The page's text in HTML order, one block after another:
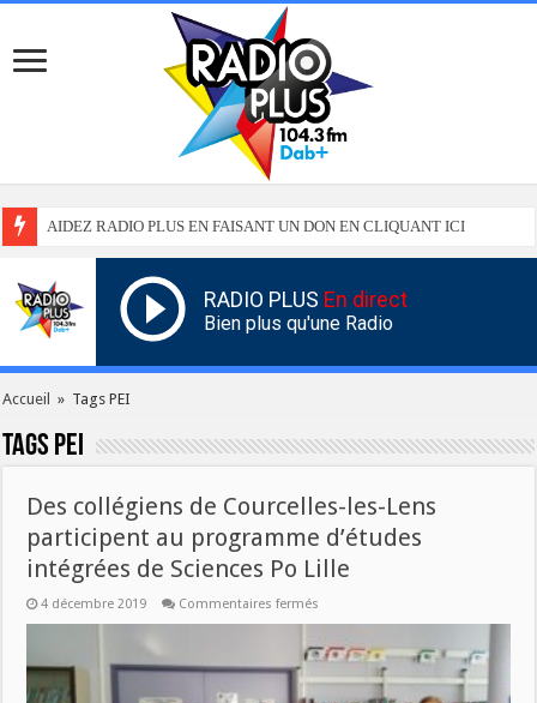
AIDEZ RADIO PLUS EN FAISANT UN DON EN CLIQUANT ICI
RADIO PLUS En direct
Bien plus qu'une Radio
Accueil » Tags PEI
Tags PEI
Des collégiens de Courcelles-les-Lens
participent au programme d’études
intégrées de Sciences Po Lille
4 décembre 2019 Commentaires fermés
de
Courcelles-
les-